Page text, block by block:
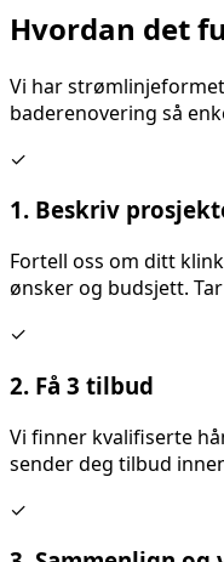
Hvordan det
Vi har
baderenovering så
✓
1. Beskriv
Fortell oss om ditt
ønsker og budsjett.
✓
2. Få 3 tilbud
Vi finner kvalifiserte
sender deg tilbud
✓